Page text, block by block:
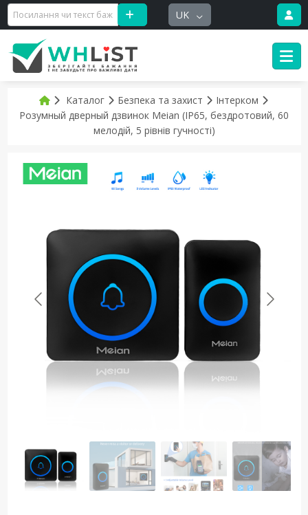
UK
Каталог Безпека та захист
Інтерком
Розумный дверный дзвинок Meian (IP65, бездротовий, 60
мелодій, 5 рiвнiв гучностi)